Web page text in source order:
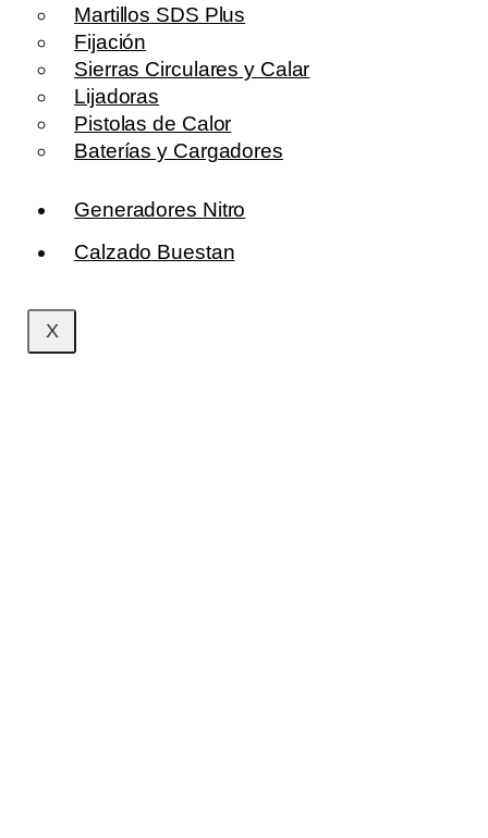
Martillos SDS Plus
Fijación
Sierras Circulares y Calar
Lijadoras
Pistolas de Calor
Baterías y Cargadores
Generadores Nitro
Calzado Buestan
X